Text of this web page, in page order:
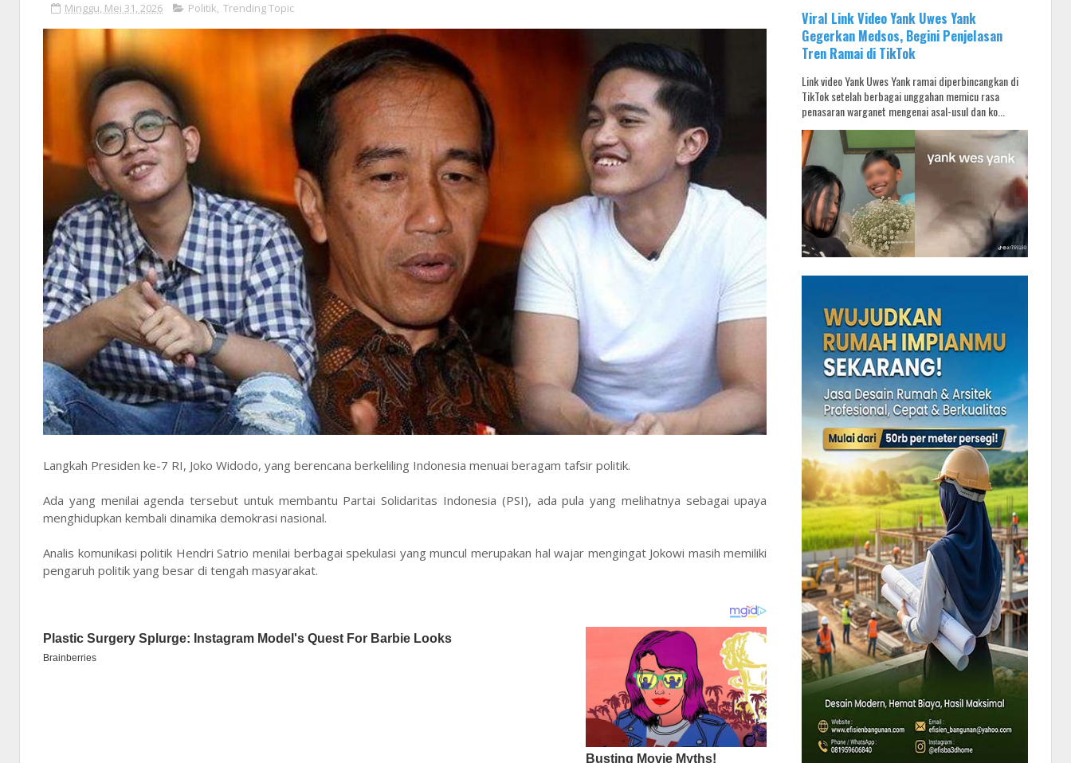
Minggu, Mei 31, 2026 Politik, Trending Topic
Langkah Presiden ke-7 RI, Joko Widodo, yang berencana berkeliling Indonesia menuai beragam tafsir politik.
Ada yang menilai agenda tersebut untuk membantu Partai Solidaritas Indonesia (PSI), ada pula yang melihatnya sebagai upaya
menghidupkan kembali dinamika demokrasi nasional.
Analis komunikasi politik Hendri Satrio menilai berbagai spekulasi yang muncul merupakan hal wajar mengingat Jokowi masih memiliki
pengaruh politik yang besar di tengah masyarakat.
Viral Link Video Yank Uwes Yank
Gegerkan Medsos, Begini Penjelasan
Tren Ramai di TikTok
Link video Yank Uwes Yank ramai diperbincangkan di
TikTok setelah berbagai unggahan memicu rasa
penasaran warganet mengenai asal-usul dan ko...